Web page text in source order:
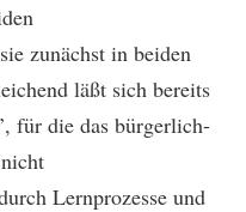
zunächst in beiden
läßt sich bereits
für die das bürgerlich-
Lernprozesse und